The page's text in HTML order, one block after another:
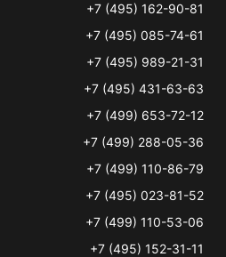
+7 (495) 162-90-81
+7 (495) 085-74-61
+7 (495) 989-21-31
+7 (495) 431-63-63
+7 (499) 653-72-12
+7 (499) 288-05-36
+7 (499) 110-86-79
+7 (495) 023-81-52
+7 (499) 110-53-06
+7 (495) 152-31-11